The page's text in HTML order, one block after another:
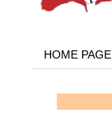
HOME PAGE